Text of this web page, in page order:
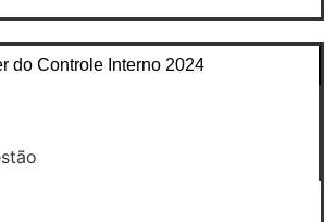
do Controle Interno 2024